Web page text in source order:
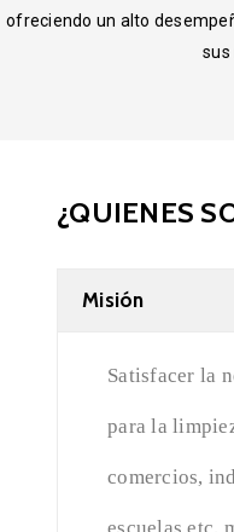
ofreciendo un alto
sus
¿QUIENES
Misión
Satisfacer la
para la
comercios,